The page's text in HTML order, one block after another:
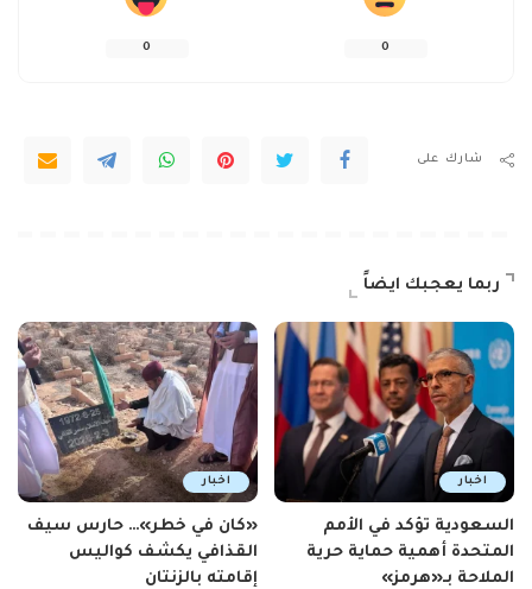
0
0
شارك على
ربما يعجبك ايضاً
اخبار
السعودية تؤكد في الأمم
المتحدة أهمية حماية حرية
الملاحة بـ«هرمز»
اخبار
«كان في خطر»… حارس سيف
القذافي يكشف كواليس
إقامته بالزنتان